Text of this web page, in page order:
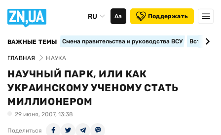
RU Аа Поддержать
ВАЖНЫЕ ТЕМЫ Смена правительства и руководства ВСУ
ГЛАВНАЯ НАУКА
НАУЧНЫЙ ПАРК, ИЛИ КАК
УКРАИНСКОМУ УЧЕНОМУ СТАТЬ
МИЛЛИОНЕРОМ
29 июня, 2007, 13:38
Поделиться